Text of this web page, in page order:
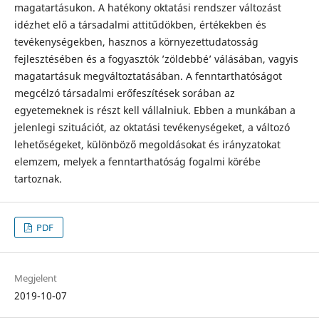
magatartásukon. A hatékony oktatási rendszer változást
idézhet elő a társadalmi attitűdökben, értékekben és
tevékenységekben, hasznos a környezettudatosság
fejlesztésében és a fogyasztók ’zöldebbé’ válásában, vagyis
magatartásuk megváltoztatásában. A fenntarthatóságot
megcélzó társadalmi erőfeszítések sorában az
egyetemeknek is részt kell vállalniuk. Ebben a munkában a
jelenlegi szituációt, az oktatási tevékenységeket, a változó
lehetőségeket, különböző megoldásokat és irányzatokat
elemzem, melyek a fenntarthatóság fogalmi körébe
tartoznak.
PDF
Megjelent
2019-10-07